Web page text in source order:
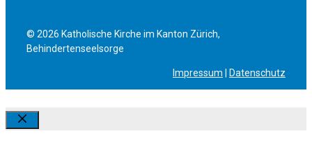
© 2026 Katholische Kirche im Kanton Zürich,
Behindertenseelsorge
Impressum Datenschutz
Schliessen